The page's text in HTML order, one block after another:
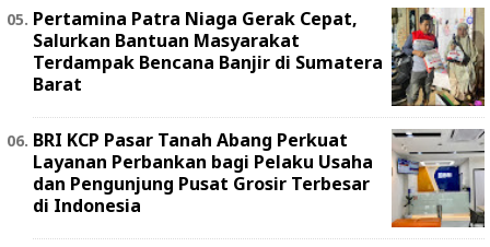
Pertamina Patra Niaga Gerak Cepat,
Salurkan Bantuan Masyarakat
Terdampak Bencana Banjir di Sumatera
Barat
BRI KCP Pasar Tanah Abang Perkuat
Layanan Perbankan bagi Pelaku Usaha
dan Pengunjung Pusat Grosir Terbesar
di Indonesia